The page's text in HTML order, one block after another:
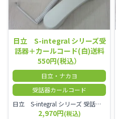
日立 S-integral シリーズ受
話器＋カールコード(白)送料
550円(税込）
日立・ナカヨ
受話器カールコード
日立 S-integral シリーズ 受話器＋カールコード セット（白）／本商品は中古品となります。 写真では分かりにくいキズ・汚れなどの使用感があります。 経年変化で日焼けの色味が強くなる場合がございます。 予めご理解・ご了承頂きますようお願いいたします。
2,970円(税込)